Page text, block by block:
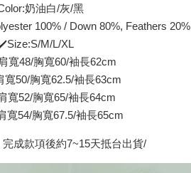
奶油白/灰/黑
100% / Down 80%, Feathers 20%
M/L/XL
寬48/胸寬60/袖長62cm
寬50/胸寬62.5/袖長63cm
寬52/胸寬65/袖長64cm
寬54/胸寬67.5/袖長65cm
成款項後約7~15天抵台出貨/